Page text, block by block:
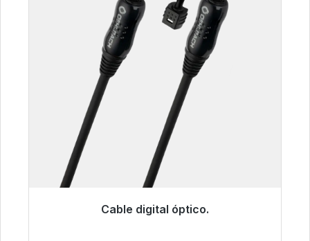
Cable digital óptico.
Listo para envío inmediato, plazo de entrega